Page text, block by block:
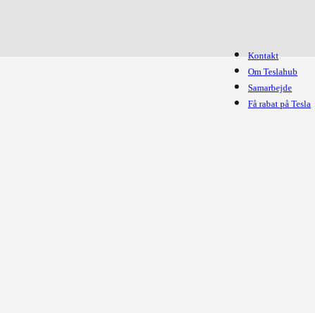
Kontakt
Om Teslahub
Samarbejde
Få rabat på Tesla